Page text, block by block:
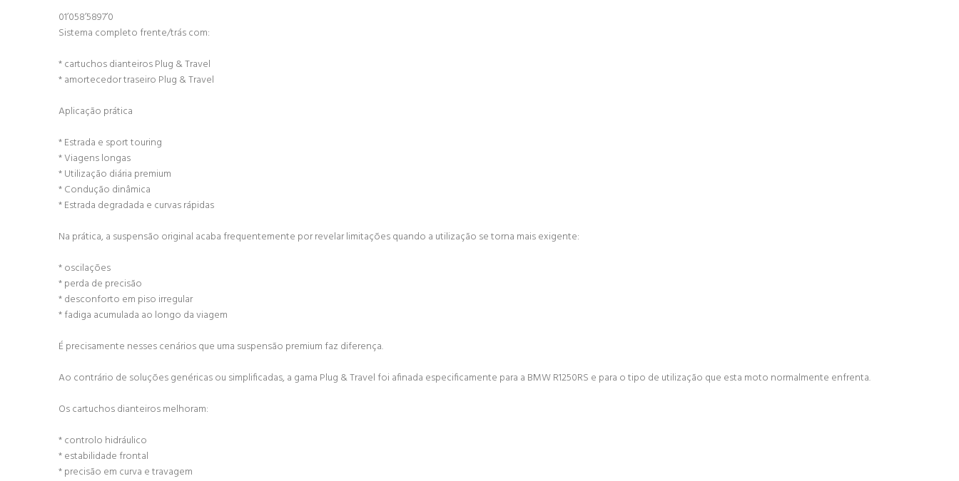
01’058’5897’0
Sistema completo frente/trás com:
* cartuchos dianteiros Plug & Travel
* amortecedor traseiro Plug & Travel
Aplicação prática
* Estrada e sport touring
* Viagens longas
* Utilização diária premium
* Condução dinâmica
* Estrada degradada e curvas rápidas
Na prática, a suspensão original acaba frequentemente por revelar limitações quando a utilização se torna mais exigente:
* oscilações
* perda de precisão
* desconforto em piso irregular
* fadiga acumulada ao longo da viagem
É precisamente nesses cenários que uma suspensão premium faz diferença.
Ao contrário de soluções genéricas ou simplificadas, a gama Plug & Travel foi afinada especificamente para a BMW R1250RS e para o tipo de utilização que esta moto normalmente enfrenta.
Os cartuchos dianteiros melhoram:
* controlo hidráulico
* estabilidade frontal
* precisão em curva e travagem